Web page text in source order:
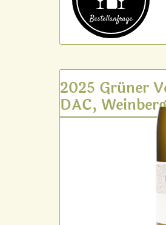
Bestell­anfrage
2025 Grüner
DAC,